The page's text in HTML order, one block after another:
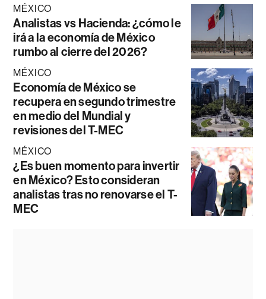
MÉXICO
Analistas vs Hacienda: ¿cómo le
irá a la economía de México
rumbo al cierre del 2026?
MÉXICO
Economía de México se
recupera en segundo trimestre
en medio del Mundial y
revisiones del T-MEC
MÉXICO
¿Es buen momento para invertir
en México? Esto consideran
analistas tras no renovarse el T-
MEC